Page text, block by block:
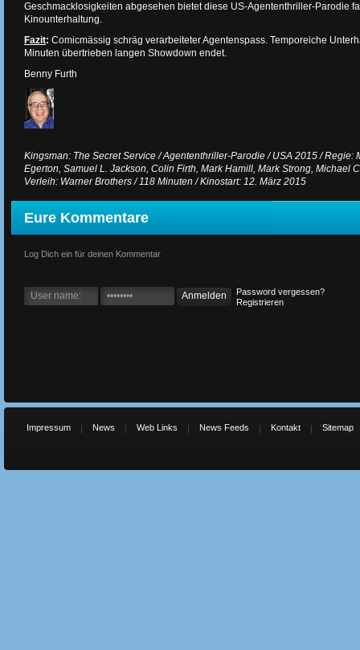
Geschmacklosigkeiten abgesehen bietet diese US-Agententhriller-Parodie
Kinounterhaltung.
Fazit: Comicmässig schräg verarbeiteter Agentenspass. Temporeiche
Minuten übertrieben langen Showdown endet.
Benny Furth
Kingsman: The Secret Service / Agententhriller-Parodie / USA 2015 / Regie:
Egerton, Samuel L. Jackson, Colin Firth, Mark Hamill, Mark Strong, Michael
Verleih: Warner Brothers / 118 Minuten / Kinostart: 12. März 2015
Eure Kommentare
Log Dich ein für deinen Kommentar
Password vergessen?
Registrieren
Impressum News Web Links News Feeds Kontakt Sitemap